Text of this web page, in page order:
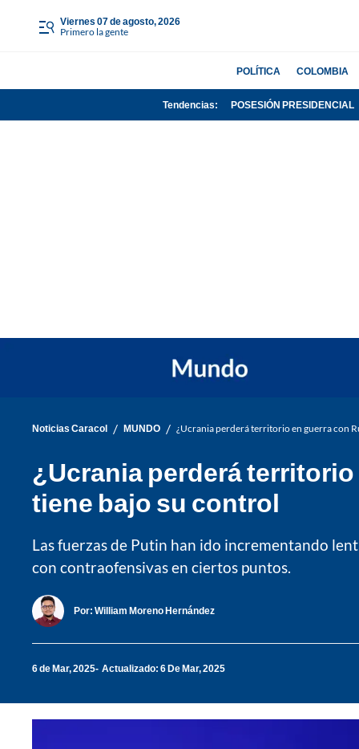
viernes 07 de agosto, 2026
Primero la gente
POLÍTICA COLOMBIA
Tendencias: POSESIÓN PRESIDENCIAL
Noticias Caracol / MUNDO / ¿Ucrania perderá territorio en guerra con
¿Ucrania perderá
tiene bajo su control
Las fuerzas de Putin han ido incrementando
con contraofensivas en ciertos puntos.
Por: William Moreno Hernández
6 de Mar, 2025 Actualizado: 6 De Mar, 2025